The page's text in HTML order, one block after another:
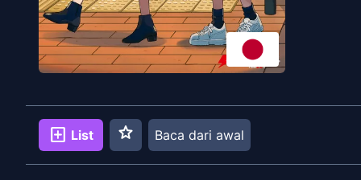
add_box List star Baca dari awal